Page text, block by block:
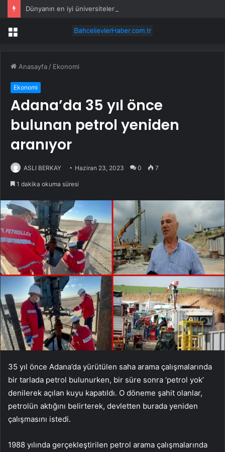
Menü
Anasayfa / Ekonomi
Ekonomi
Adana’da 35 yıl önce
bulunan petrol yeniden
aranıyor
ASLI BERKAY Haziran 23, 2023 0 7
1 dakika okuma süresi
35 yıl önce Adana’da yürütülen saha arama çalışmalarında
bir tarlada petrol bulunurken, bir süre sonra ‘petrol yok’
denilerek açılan kuyu kapatıldı. O döneme şahit olanlar,
petrolün aktığını belirterek, devletten burada yeniden
çalışmasını istedi.
1988 yılında gerçekleştirilen petrol arama çalışmalarında